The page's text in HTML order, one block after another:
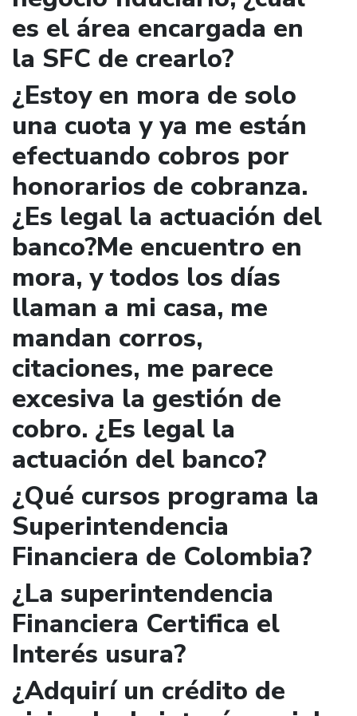
es el área encargada en
la SFC de crearlo?
¿Estoy en mora de solo
una cuota y ya me están
efectuando cobros por
honorarios de cobranza.
¿Es legal la actuación del
banco?Me encuentro en
mora, y todos los días
llaman a mi casa, me
mandan corros,
citaciones, me parece
excesiva la gestión de
cobro. ¿Es legal la
actuación del banco?
¿Qué cursos programa la
Superintendencia
Financiera de Colombia?
¿La superintendencia
Financiera Certifica el
Interés usura?
¿Adquirí un crédito de